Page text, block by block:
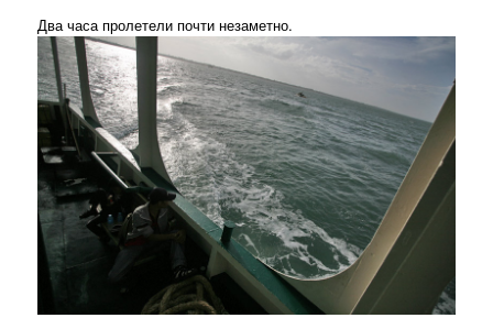
Два часа пролетели почти незаметно.